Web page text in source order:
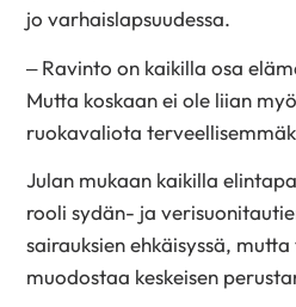
jo varhaislapsuudessa.
– Ravinto on kaikilla osa
Mutta koskaan ei ole liian
ruokavaliota
Julan mukaan kaikilla
rooli sydän- ja
sairauksien ehkäisyssä,
muodostaa keskeisen